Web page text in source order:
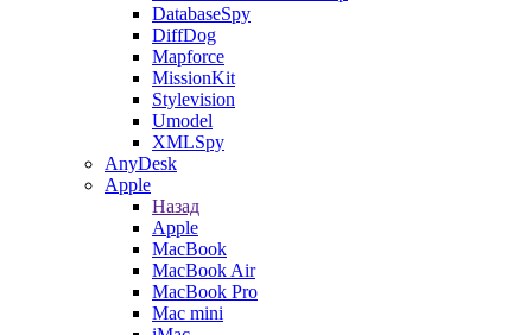
DatabaseSpy
DiffDog
Mapforce
MissionKit
Stylevision
Umodel
XMLSpy
AnyDesk
Apple
Назад
Apple
MacBook
MacBook Air
MacBook Pro
Mac mini